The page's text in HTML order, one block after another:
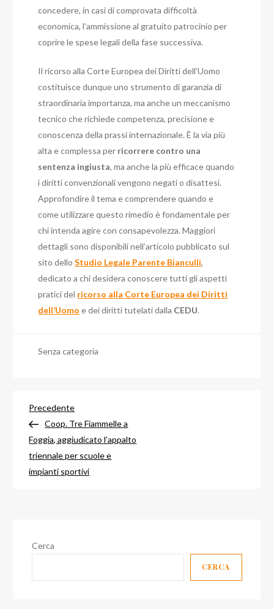
concedere, in casi di comprovata difficoltà
economica, l’ammissione al gratuito patrocinio per
coprire le spese legali della fase successiva.
Il ricorso alla Corte Europea dei Diritti dell’Uomo
costituisce dunque uno strumento di garanzia di
straordinaria importanza, ma anche un meccanismo
tecnico che richiede competenza, precisione e
conoscenza della prassi internazionale. È la via più
alta e complessa per ricorrere contro una
sentenza ingiusta, ma anche la più efficace quando
i diritti convenzionali vengono negati o disattesi.
Approfondire il tema e comprendere quando e
come utilizzare questo rimedio è fondamentale per
chi intenda agire con consapevolezza. Maggiori
dettagli sono disponibili nell’articolo pubblicato sul
sito delloStudio Legale Parente Bianculli,
dedicato a chi desidera conoscere tutti gli aspetti
pratici del ricorso alla Corte Europea dei Diritti
dell’Uomo e dei diritti tutelati dalla CEDU.
Senza categoria
Navigazione
articoli
Articolo
precedente
Precedente
Coop. Tre Fiammelle a
Foggia, aggiudicato l’appalto
triennale per scuole e
impianti sportivi
Cerca
CERCA